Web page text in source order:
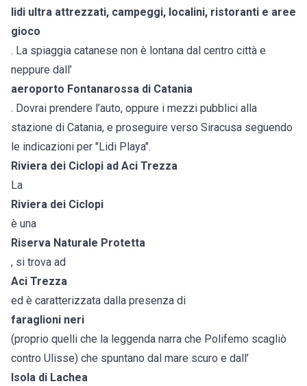
lidi ultra attrezzati, campeggi, localini, ristoranti e aree
gioco
. La spiaggia catanese non è lontana dal centro città e
neppure dall’
aeroporto Fontanarossa di Catania
. Dovrai prendere l’auto, oppure i mezzi pubblici alla
stazione di Catania, e proseguire verso Siracusa seguendo
le indicazioni per "Lidi Playa".
Riviera dei Ciclopi ad Aci Trezza
La
Riviera dei Ciclopi
è una
Riserva Naturale Protetta
, si trova ad
Aci Trezza
ed è caratterizzata dalla presenza di
faraglioni neri
(proprio quelli che la leggenda narra che Polifemo scagliò
contro Ulisse) che spuntano dal mare scuro e dall’
Isola di Lachea